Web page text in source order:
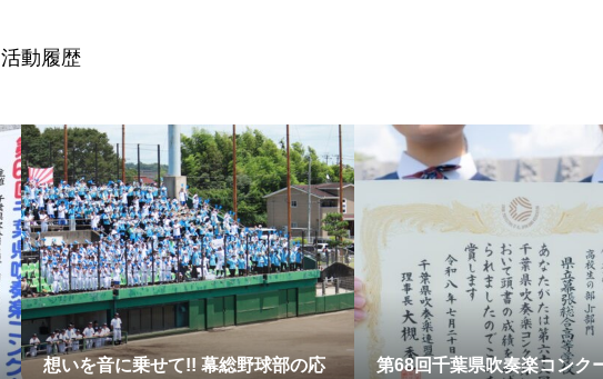
活動履歴
想いを音に乗せて!! 幕総野球部の応
第68回千葉県吹奏楽コンク